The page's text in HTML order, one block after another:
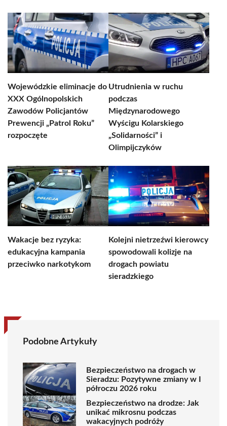
Wojewódzkie eliminacje do
XXX Ogólnopolskich
Zawodów Policjantów
Prewencji „Patrol Roku”
rozpoczęte
Utrudnienia w ruchu
podczas
Międzynarodowego
Wyścigu Kolarskiego
„Solidarności” i
Olimpijczyków
Wakacje bez ryzyka:
edukacyjna kampania
przeciwko narkotykom
Kolejni nietrzeźwi kierowcy
spowodowali kolizje na
drogach powiatu
sieradzkiego
Podobne Artykuły
Bezpieczeństwo na drogach w
Sieradzu: Pozytywne zmiany w I
półroczu 2026 roku
Bezpieczeństwo na drodze: Jak
unikać mikrosnu podczas
wakacyjnych podróży